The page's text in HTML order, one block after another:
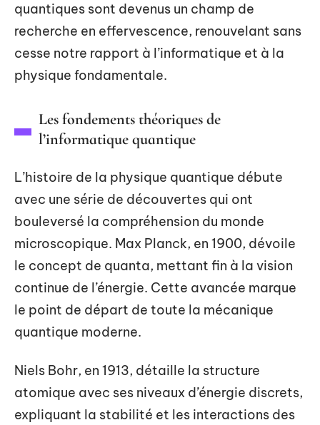
quantiques sont devenus un champ de
recherche en effervescence, renouvelant sans
cesse notre rapport à l’informatique et à la
physique fondamentale.
Les fondements théoriques de
l’informatique quantique
L’histoire de la physique quantique débute
avec une série de découvertes qui ont
bouleversé la compréhension du monde
microscopique. Max Planck, en 1900, dévoile
le concept de quanta, mettant fin à la vision
continue de l’énergie. Cette avancée marque
le point de départ de toute la mécanique
quantique moderne.
Niels Bohr, en 1913, détaille la structure
atomique avec ses niveaux d’énergie discrets,
expliquant la stabilité et les interactions des